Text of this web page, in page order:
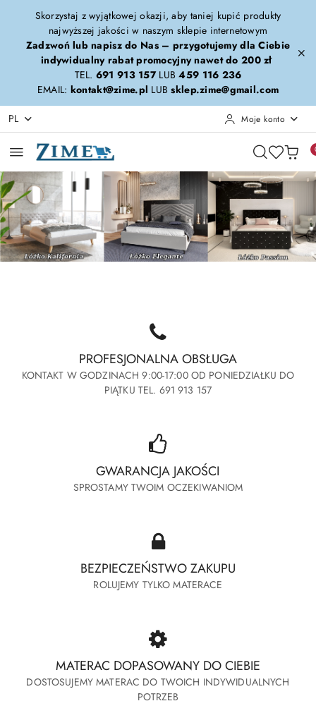
Przejdź do treści głównej
Przejdź do wyszukiwarki
Przejdź do moje konto
Przejdź do menu głównego
Przejdź do stopki
Skorzystaj z wyjątkowej okazji, aby taniej kupić produkty
najwyższej jakości w naszym sklepie internetowym
Zadzwoń lub napisz do Nas – przygotujemy dla Ciebie
indywidualny rabat promocyjny nawet do 200 zł
TEL. 691 913 157LUB459 116 236
EMAIL: kontakt@zime.pl LUBsklep.zime@gmail.com
PL Moje konto
Pomiń karuzelę promocyjną
PROFESJONALNA OBSŁUGA
KONTAKT W GODZINACH 9:00-17:00 OD PONIEDZIAŁKU DO
PIĄTKU TEL. 691 913 157
GWARANCJA JAKOŚCI
SPROSTAMY TWOIM OCZEKIWANIOM
BEZPIECZEŃSTWO ZAKUPU
ROLUJEMY TYLKO MATERACE
MATERAC DOPASOWANY DO CIEBIE
DOSTOSUJEMY MATERAC DO TWOICH INDYWIDUALNYCH
POTRZEB